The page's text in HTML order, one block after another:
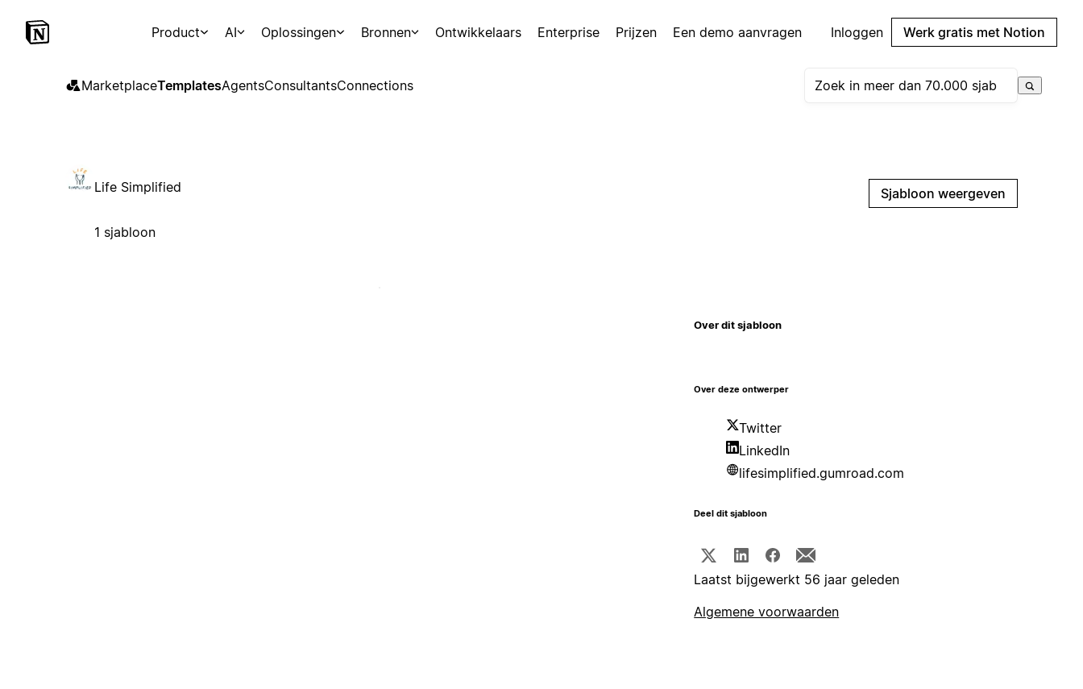
Product AI Oplossingen Bronnen Ontwikkelaars Enterprise Prijzen Een demo aanvragen Inloggen Werk gratis met Notion
MarketplaceTemplatesAgentsConsultantsConnections
Life Simplified
1 sjabloon
Sjabloon weergeven
Over dit sjabloon
Over deze ontwerper
Twitter
LinkedIn
lifesimplified.gumroad.com
Deel dit sjabloon
Laatst bijgewerkt 56 jaar geleden
Algemene voorwaarden